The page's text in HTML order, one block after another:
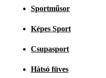
Sportműsor
Képes Sport
Csupasport
Hátsó füves